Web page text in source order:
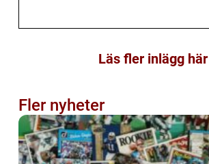
Läs fler inlägg här
Fler nyheter